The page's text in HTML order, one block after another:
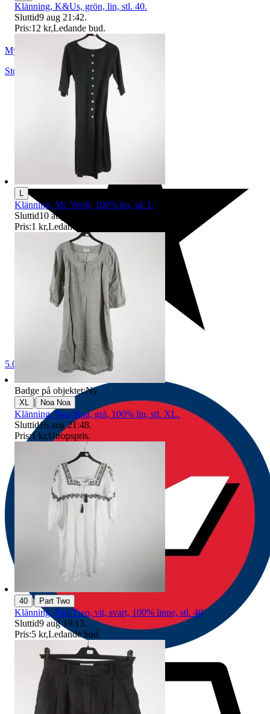
Myrorna
Stockholm
Sverige
5.0
Klänning, K&Us, grön, lin, stl. 40.
Sluttid9 aug 21:42.
Pris:12 kr,Ledande bud.
Klänning, Mc Verdi, 100% lin, stl. L
Sluttid10 aug 19:10
Pris:1 kr,Ledande bud
Badge på objektet:Ny
XL | Noa Noa
Klänning, Noa Noa, grå, 100% lin, stl. XL.
Sluttid16 aug 21:48.
Pris:1 kr,Utropspris.
40 | Part Two
Klänning, Part Two, vit, svart, 100% linne, stl. 40
Sluttid9 aug 19:13.
Pris:5 kr,Ledande bud.